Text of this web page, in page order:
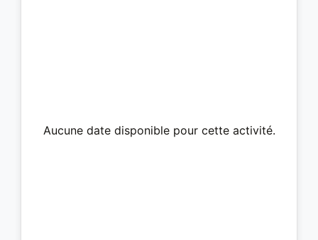
Aucune date disponible pour cette activité.